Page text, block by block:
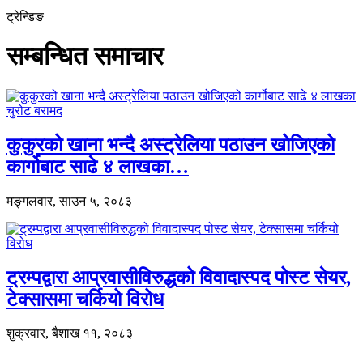
ट्रेन्डिङ
सम्बन्धित समाचार
कुकुरको खाना भन्दै अस्ट्रेलिया पठाउन खोजिएको
कार्गोबाट साढे ४ लाखका…
मङ्गलवार, साउन ५, २०८३
ट्रम्पद्वारा आप्रवासीविरुद्धको विवादास्पद पोस्ट सेयर,
टेक्सासमा चर्कियो विरोध
शुक्रवार, बैशाख ११, २०८३